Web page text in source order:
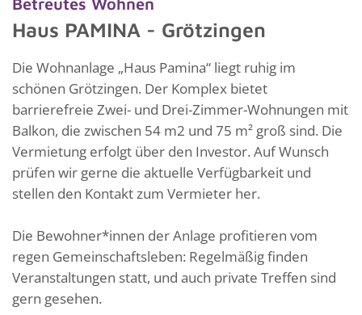
Betreutes Wohnen
Haus PAMINA - Grötzingen
Die Wohnanlage „Haus Pamina“ liegt ruhig im
schönen Grötzingen. Der Komplex bietet
barrierefreie Zwei- und Drei-Zimmer-Wohnungen mit
Balkon, die zwischen 54 m2 und 75 m² groß sind. Die
Vermietung erfolgt über den Investor. Auf Wunsch
prüfen wir gerne die aktuelle Verfügbarkeit und
stellen den Kontakt zum Vermieter her.
Die Bewohner*innen der Anlage profitieren vom
regen Gemeinschaftsleben: Regelmäßig finden
Veranstaltungen statt, und auch private Treffen sind
gern gesehen.